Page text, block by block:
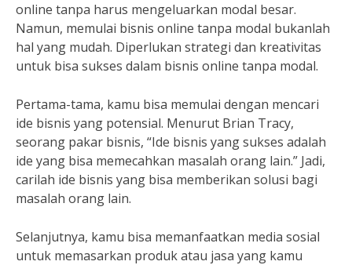
online tanpa harus mengeluarkan modal besar.
Namun, memulai bisnis online tanpa modal bukanlah
hal yang mudah. Diperlukan strategi dan kreativitas
untuk bisa sukses dalam bisnis online tanpa modal.
Pertama-tama, kamu bisa memulai dengan mencari
ide bisnis yang potensial. Menurut Brian Tracy,
seorang pakar bisnis, “Ide bisnis yang sukses adalah
ide yang bisa memecahkan masalah orang lain.” Jadi,
carilah ide bisnis yang bisa memberikan solusi bagi
masalah orang lain.
Selanjutnya, kamu bisa memanfaatkan media sosial
untuk memasarkan produk atau jasa yang kamu